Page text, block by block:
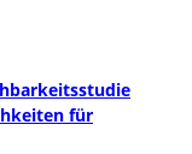
für